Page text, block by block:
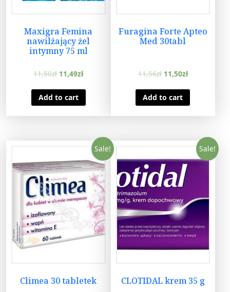
Maxigra Femina
nawilżający żel
intymny 75 ml
11,50zł 11,49zł
Add to cart
Furagina Forte Apteo
Med 30tabl
11,56zł 11,50zł
Add to cart
Sale!
Climea 30 tabletek
Sale!
CLOTIDAL krem 35 g